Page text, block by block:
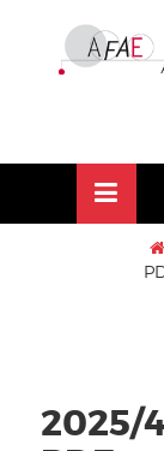
contenu
2025/4